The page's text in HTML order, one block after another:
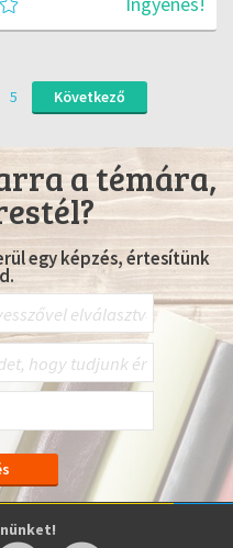
5 Következő
a témára,
egy képzés, értesítünk